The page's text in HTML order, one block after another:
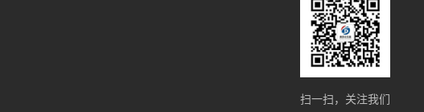
扫一扫，关注我们